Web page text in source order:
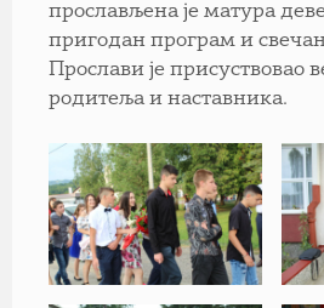
прослављена је матура
пригодан програм и
Прослави је присуствовао
родитеља и наставника.